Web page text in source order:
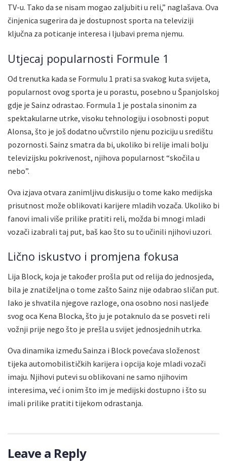
TV-u. Tako da se nisam mogao zaljubiti u reli,” naglašava. Ova
činjenica sugerira da je dostupnost sporta na televiziji
ključna za poticanje interesa i ljubavi prema njemu.
Utjecaj popularnosti Formule 1
Od trenutka kada se Formulu 1 prati sa svakog kuta svijeta,
popularnost ovog sporta je u porastu, posebno u Španjolskoj
gdje je Sainz odrastao. Formula 1 je postala sinonim za
spektakularne utrke, visoku tehnologiju i osobnosti poput
Alonsa, što je još dodatno učvrstilo njenu poziciju u središtu
pozornosti. Sainz smatra da bi, ukoliko bi relije imali bolju
televizijsku pokrivenost, njihova popularnost “skočila u
nebo”.
Ova izjava otvara zanimljivu diskusiju o tome kako medijska
prisutnost može oblikovati karijere mladih vozača. Ukoliko bi
fanovi imali više prilike pratiti reli, možda bi mnogi mladi
vozači izabrali taj put, baš kao što su to učinili njihovi uzori.
Lično iskustvo i promjena fokusa
Lija Block, koja je također prošla put od relija do jednosjeda,
bila je znatiželjna o tome zašto Sainz nije odabrao sličan put.
Iako je shvatila njegove razloge, ona osobno nosi nasljeđe
svog oca Kena Blocka, što ju je potaknulo da se posveti reli
vožnji prije nego što je prešla u svijet jednosjednih utrka.
Ova dinamika između Sainza i Block povećava složenost
tijeka automobilističkih karijera i opcija koje mladi vozači
imaju. Njihovi putevi su oblikovani ne samo njihovim
interesima, već i onim što im je medijski dostupno i što su
imali prilike pratiti tijekom odrastanja.
Leave a Reply